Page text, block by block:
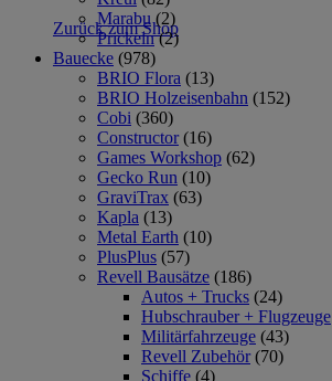
Zurück zum Shop
Marabu (2)
Prickeln (2)
Bauecke (978)
BRIO Flora (13)
BRIO Holzeisenbahn (152)
Cobi (360)
Constructor (16)
Games Workshop (62)
Gecko Run (10)
GraviTrax (63)
Kapla (13)
Metal Earth (10)
PlusPlus (57)
Revell Bausätze (186)
Autos + Trucks (24)
Hubschrauber + Flugzeuge
Militärfahrzeuge (43)
Revell Zubehör (70)
Schiffe (4)